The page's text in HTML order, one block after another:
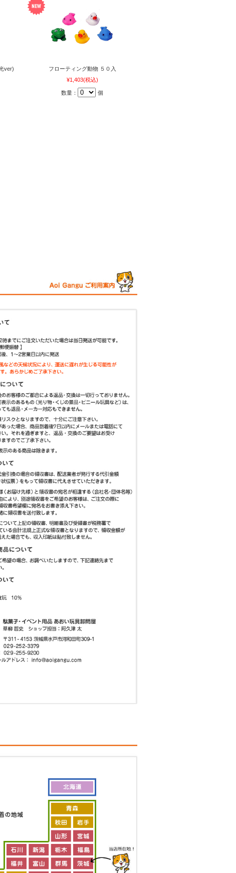
ver)
フローティング動物 ５０入
¥1,403(税込)
数量： 個